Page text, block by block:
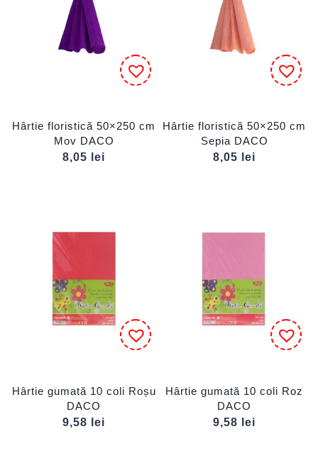
Hârtie floristică 50×250 cm
Mov DACO
8,05
lei
Hârtie floristică 50×250 cm
Sepia DACO
8,05
lei
Hârtie gumată 10 coli Roșu
DACO
9,58
lei
Hârtie gumată 10 coli Roz
DACO
9,58
lei